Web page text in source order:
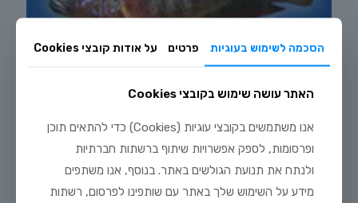
הסכמה לשימוש בעוגיות פרטים על אודות קובצי Cookies
האתר עושה שימוש בקובצי Cookies
אנו משתמשים בקובצי עוגיות (Cookies) כדי להתאים תוכן
ופרסומות, לספק אפשרויות שיתוף ברשתות חברתיות
ולנתח את תנועת הגולשים באתר. בנוסף, אנו משתפים
מידע על השימוש שלך באתר עם שותפינו לפרסום, רשתות